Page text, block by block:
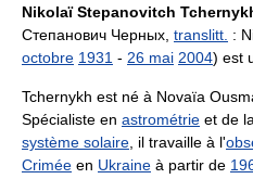
Nikolaï Stepanovitch
Степанович Черных translitt. :
octobre 1931 - 26 mai 2004) est
Tchernykh est né à Novaïa
Spécialiste en astrométrie et de
système solaire , il travaille à l'
Crimée en Ukraine à partir de